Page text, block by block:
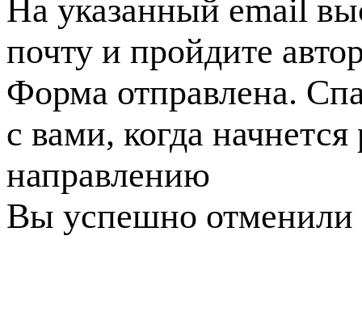
На указанный email
почту и пройдите
Форма отправлена.
с вами, когда
направлению
Вы успешно отменили